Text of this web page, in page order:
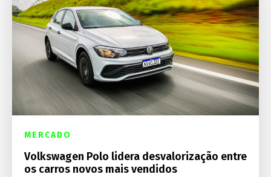
MERCADO
Volkswagen Polo lidera desvalorização entre
os carros novos mais vendidos